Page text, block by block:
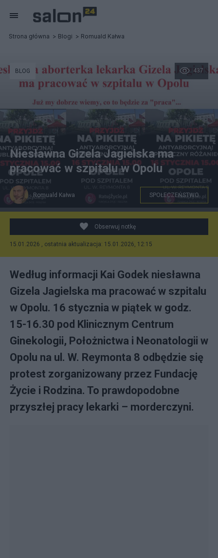
Strona główna Blogi Romuald Kałwa
Kolaż: Romuald Kałwa
437
BLOG
Niesławna Gizela Jagielska ma
pracować w szpitalu w Opolu
Romuald Kałwa SPOŁECZEŃSTWO
Obserwuj notkę
15.01.2026 , ostatnia aktualizacja: 15.01.2026, 12:15
Według informacji Kai Godek niesławna
Gizela Jagielska ma pracować w szpitalu
w Opolu. 16 stycznia w piątek w godz.
15-16.30 pod Klinicznym Centrum
Ginekologii, Położnictwa i Neonatologii w
Opolu na ul. W. Reymonta 8 odbędzie się
protest zorganizowany przez Fundację
Życie i Rodzina. To prawdopodobne
przyszłej pracy lekarki – morderczyni.